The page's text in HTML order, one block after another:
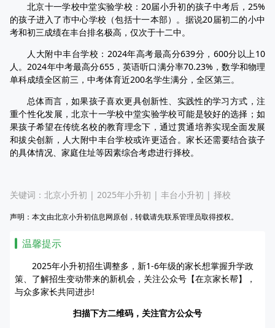
北京十一学校中堂实验学校：20届小升初的孩子中考后，25%
的孩子进入了市中心学校（包括十一本部）。据说20届初二的小中
考和初三成绩在丰台排名极高，仅次于十二中。
人大附中丰台学校：2024年高考最高分639分，600分以上10
人。2024年中考最高分655，英语听口满分率70.23%，数学和物理
单科成绩全区前三，中考体育近200名学生满分，全区第三。
总体而言，如果孩子喜欢更具创新性、实践性的学习方式，注
重个性化发展，北京十一学校中堂实验学校可能是较好的选择；如
果孩子希望在传统名校的教育理念下，通过贯通培养实现全面发展
和拔尖创新，人大附中丰台学校或许更适合。家长还需要结合孩子
的具体情况、家庭住址等因素综合考虑进行择校。
关键词： 北京小升初 | 2025年小升初 | 丰台小升初 | 择校
声明：本文由北京小升初信息网原创，转载请先联系管理员取得授权。
温馨提示
2025年小升初招生调整多，新1-6年级的家长想掌握升学政
策、了解招生变动带来的新机会，关注公众号【在京家长帮】，
与众多家长共同进步!
扫描下方二维码，关注官方公众号